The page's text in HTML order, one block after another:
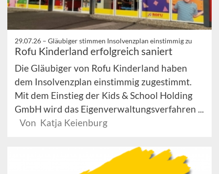
29.07.26 – Gläubiger stimmen Insolvenzplan einstimmig zu
Rofu Kinderland erfolgreich saniert
Die Gläubiger von Rofu Kinderland haben
dem Insolvenzplan einstimmig zugestimmt.
Mit dem Einstieg der Kids & School Holding
GmbH wird das Eigenverwaltungsverfahren ...
Von Katja Keienburg